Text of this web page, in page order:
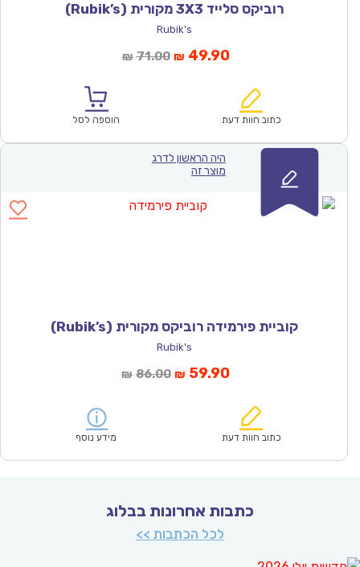
רוביקס סלייד 3X3 מקורית (Rubik’s)
Rubik's
₪ 71.00המחיר
₪71.00.
₪ 49.90
הוא:
כתוב חוות דעת הוספה לסל
היה הראשון לדרג
מוצר זה
קוביית פירמידה רוביקס מקורית (Rubik’s)
Rubik's
₪ 86.00המחיר
₪86.00.
₪ 59.90
הוא:
כתוב חוות דעת מידע נוסף
כתבות אחרונות בבלוג
לכל הכתבות >>